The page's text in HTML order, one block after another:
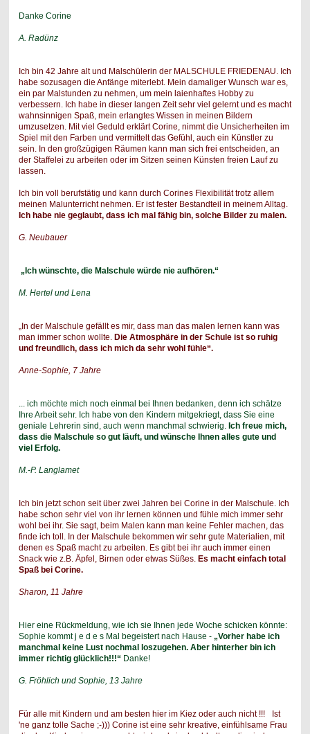
Danke Corine
A. Radünz
Ich bin 42 Jahre alt und Malschülerin der MALSCHULE FRIEDENAU. Ich
habe sozusagen die Anfänge miterlebt. Mein damaliger Wunsch war es,
ein par Malstunden zu nehmen, um mein laienhaftes Hobby zu
verbessern. Ich habe in dieser langen Zeit sehr viel gelernt und es macht
wahnsinnigen Spaß, mein erlangtes Wissen in meinen Bildern
umzusetzen. Mit viel Geduld erklärt Corine, nimmt die Unsicherheiten im
Spiel mit den Farben und vermittelt das Gefühl, auch ein Künstler zu
sein. In den großzügigen Räumen kann man sich frei entscheiden, an
der Staffelei zu arbeiten oder im Sitzen seinen Künsten freien Lauf zu
lassen.
Ich bin voll berufstätig und kann durch Corines Flexibilität trotz allem
meinen Malunterricht nehmen. Er ist fester Bestandteil in meinem Alltag.
Ich habe nie geglaubt, dass ich mal fähig bin, solche Bilder zu malen.
G. Neubauer
„Ich wünschte, die Malschule würde nie aufhören.“
M. Hertel und Lena
„In der Malschule gefällt es mir, dass man das malen lernen kann was
man immer schon wollte. Die Atmosphäre in der Schule ist so ruhig
und freundlich, dass ich mich da sehr wohl fühle“.
Anne-Sophie, 7 Jahre
... ich möchte mich noch einmal bei Ihnen bedanken, denn ich schätze
Ihre Arbeit sehr. Ich habe von den Kindern mitgekriegt, dass Sie eine
geniale Lehrerin sind, auch wenn manchmal schwierig. Ich freue mich,
dass die Malschule so gut läuft, und wünsche Ihnen alles gute und
viel Erfolg.
M.-P. Langlamet
Ich bin jetzt schon seit über zwei Jahren bei Corine in der Malschule. Ich
habe schon sehr viel von ihr lernen können und fühle mich immer sehr
wohl bei ihr. Sie sagt, beim Malen kann man keine Fehler machen, das
finde ich toll. In der Malschule bekommen wir sehr gute Materialien, mit
denen es Spaß macht zu arbeiten. Es gibt bei ihr auch immer einen
Snack wie z.B. Äpfel, Birnen oder etwas Süßes. Es macht einfach total
Spaß bei Corine.
Sharon, 11 Jahre
Hier eine Rückmeldung, wie ich sie Ihnen jede Woche schicken könnte:
Sophie kommt j e d e s Mal begeistert nach Hause - „Vorher habe ich
manchmal keine Lust nochmal loszugehen. Aber hinterher bin ich
immer richtig glücklich!!!“ Danke!
G. Fröhlich und Sophie, 13 Jahre
Für alle mit Kindern und am besten hier im Kiez oder auch nicht !!! Ist
'ne ganz tolle Sache ;-))) Corine ist eine sehr kreative, einfühlsame Frau